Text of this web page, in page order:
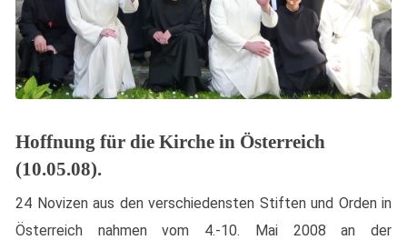
Hoffnung für die Kirche in Österreich
(10.05.08).
24 Novizen aus den verschiedensten Stiften und Orden in
Österreich nahmen vom 4.-10. Mai 2008 an der